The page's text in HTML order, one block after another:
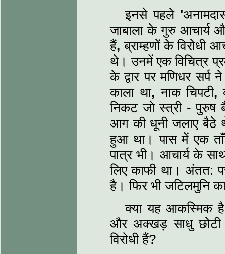
इनसे पहले '
जाबाला के गुरु आचार्य
हैं, ब्राम्‍हणों के विरोधी
थे। उनमें एक विचित्र
के द्वार पर मणिधर
काला था, नाक चिपटी,
निकट जो स्‍त्री - पुरुष
आग की धूनी जलाए बैठे
हुआ था। पास में एक
पात्र भी। आचार्य के
लिए काफी था। अंतत:
है। फिर भी जटिलमुनि
क्‍या यह आकस्मिक
और अक्‍खड़ साधु छोटी
विरोधी हैं?